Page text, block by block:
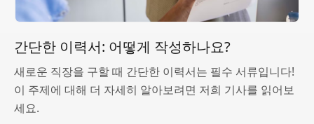
간단한 이력서: 어떻게 작성하나요?
새로운 직장을 구할 때 간단한 이력서는 필수 서류입니다!
이 주제에 대해 더 자세히 알아보려면 저희 기사를 읽어보
세요.